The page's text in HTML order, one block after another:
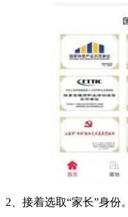
2、接着选取“家长”身份。